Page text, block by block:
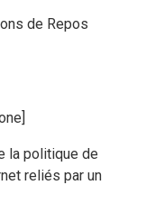
de Repos
la politique de
reliés par un